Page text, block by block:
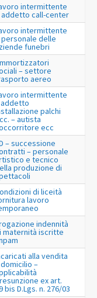
intermittente
call-center
intermittente
delle
funebri
– settore
aereo
intermittente
palchi
– autista
ecc
– successione
– personale
e tecnico
produzione di
di liceità
lavoro
indennità
maternità iscritte
alla vendita
–
ex art.
bis D.Lgs. n. 276/03